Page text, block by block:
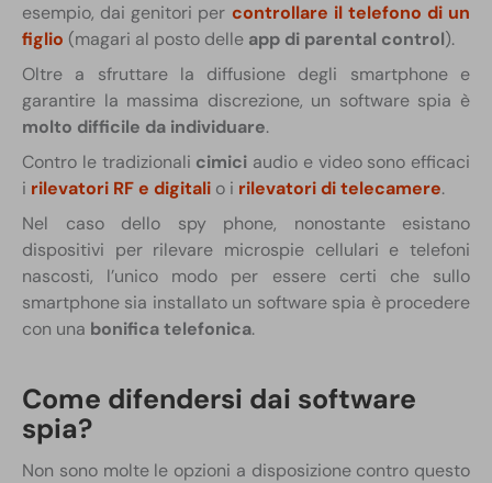
esempio, dai genitori per controllare il telefono di un
figlio (magari al posto delle app di parental control).
Oltre a sfruttare la diffusione degli smartphone e
garantire la massima discrezione, un software spia è
molto difficile da individuare.
Contro le tradizionali cimici audio e video sono efficaci
i rilevatori RF e digitali o i rilevatori di telecamere.
Nel caso dello spy phone, nonostante esistano
dispositivi per rilevare microspie cellulari e telefoni
nascosti, l’unico modo per essere certi che sullo
smartphone sia installato un software spia è procedere
con una bonifica telefonica.
Come difendersi dai software
spia?
Non sono molte le opzioni a disposizione contro questo